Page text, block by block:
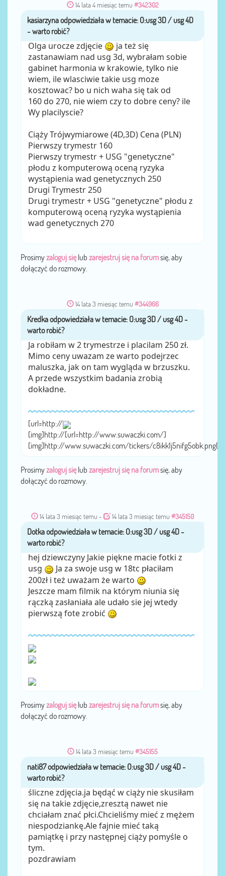
14 lata 4 miesiąc temu #342302
przezkasiarzyna
Olga urocze zdjęcie
ja też się
zastanawiam nad usg 3d, wybrałam sobie
gabinet harmonia w krakowie, tylko nie
wiem, ile wlasciwie takie usg moze
kosztowac? bo u nich waha się tak od
160 do 270, nie wiem czy to dobre ceny? ile
Wy placilyscie?
Ciąży Trójwymiarowe (4D,3D) Cena (PLN)
Pierwszy trymestr 160
Pierwszy trymestr + USG "genetyczne"
płodu z komputerową oceną ryzyka
wystąpienia wad genetycznych 250
Drugi Trymestr 250
Drugi trymestr + USG "genetyczne" płodu z
komputerową oceną ryzyka wystąpienia
wad genetycznych 270
Prosimyzaloguj sięlub zarejestruj się na forumsię, aby
dołączyć do rozmowy.
14 lata 3 miesiąc temu #344966
przezKredka
Ja robiłam w 2 trymestrze i placilam 250 zł.
Mimo ceny uwazam ze warto podejrzec
maluszka, jak on tam wygląda w brzuszku.
A przede wszystkim badania zrobią
dokładne.
[url=http://
[img]http://[url=http://www.suwaczki.com/]
[img]http://www.suwaczki.com/tickers/c8ikk1j5nifg5obk.png[/
Prosimyzaloguj sięlub zarejestruj się na forumsię, aby
dołączyć do rozmowy.
14 lata 3 miesiąc temu - 14 lata 3 miesiąc temu #345150
przezDotka
hej dziewczyny Jakie piękne macie fotki z
usg
Ja za swoje usg w 18tc płaciłam
200zł i też uważam że warto
Jeszcze mam filmik na którym niunia się
rączką zasłaniała ale udało sie jej wtedy
pierwszą fote zrobić
Prosimyzaloguj sięlub zarejestruj się na forumsię, aby
dołączyć do rozmowy.
14 lata 3 miesiąc temu #345155
przeznati87
śliczne zdjęcia.ja będąć w ciąży nie skusiłam
się na takie zdjęcie,zresztą nawet nie
chciałam znać płci.Chcieliśmy mieć z mężem
niespodziankę.Ale fajnie mieć taką
pamiątkę i przy następnej ciąży pomyśle o
tym.
pozdrawiam